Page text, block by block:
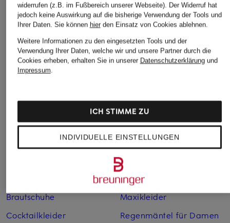
Abendkleider
Anzüge für Herren
Bademäntel für Herren
Brautschuhe
Cocktailkleider
Kleider
Lederjacken für Damen
Lederjacken für Herren
Leinenhosen für Herren
Leinenkleider
Maxikleider
Regenmäntel für Damen
widerrufen (z.B. im Fußbereich unserer Webseite). Der Widerruf hat
jedoch keine Auswirkung auf die bisherige Verwendung der Tools und
Ihrer Daten. Sie können hierden Einsatz von Cookies ablehnen.
Weitere Informationen zu den eingesetzten Tools und der
Verwendung Ihrer Daten, welche wir und unsere Partner durch die
Cookies erheben, erhalten Sie in unserer Datenschutzerklärungund
Impressum.
INDIVIDUELLE EINSTELLUNGEN
ICH STIMME ZU